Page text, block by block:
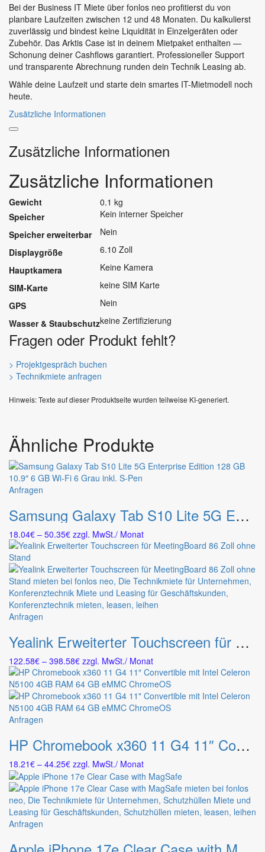
Bei der Business IT Miete über fonlos neo profitierst du von
planbare Laufzeiten zwischen 12 und 48 Monaten. Du kalkulierst
zuverlässig und bindest keine Liquidität in Einzelgeräten oder
Zubehör. Das Arktis Case ist in deinem Mietpaket enthalten —
Schonung deiner Cashflows garantiert. Professioneller Support
und transparente Abrechnung runden dein Technik Leasing ab.
Wähle deine Laufzeit und starte dein smartes IT-Mietmodell noch
heute.
Zusätzliche Informationen
Zusätzliche Informationen
Zusätzliche Informationen
Gewicht
0.1 kg
Speicher
Kein interner Speicher
Speicher erweiterbar
Nein
Displaygröße
6.10 Zoll
Hauptkamera
Keine Kamera
SIM-Karte
keine SIM Karte
GPS
Nein
Wasser & Staubschutzkeine Zertifizierung
Fragen oder Produkt fehlt?
> Projektgespräch buchen
> Technikmiete anfragen
Hinweis: Texte auf dieser Produktseite wurden teilweise KI-generiert.
Ähnliche Produkte
Anfragen
weist
mehrere
Varianten
auf.
Optionen
können
auf
der
werden
Samsung Galaxy Tab S10 Lite 5G Enterprise Edition 128 GB 10.9″ 6 GB Wi-Fi 6 Grau inkl. S-Pen
18.04€ – 50.35€Preisspanne:
18.04€
50.35€
zzgl. MwSt./ Monat
Anfragen
weist
mehrere
Varianten
auf.
Die
Optionen
können
Produktseite
werden
Yealink Erweiterter Touchscreen für MeetingBoard 86 Zoll ohne Stand
122.58€ – 398.58€Preisspanne:
122.58€
bis
398.58€
zzgl. MwSt./ Monat
Anfragen
weist
mehrere
Varianten
auf.
Die
Optionen
können
Produktseite
HP Chromebook x360 11 G4 11″ Convertible mit Intel Celeron N5100 4GB RAM 64 GB eMMC ChromeOS
18.21€ – 44.25€Preisspanne:
18.21€
bis
44.25€
zzgl. MwSt./ Monat
Anfragen
weist